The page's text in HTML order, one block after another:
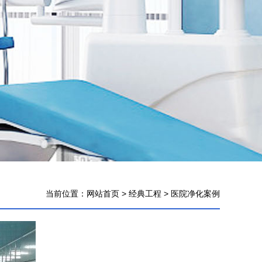
当前位置： 网站首页 > 经典工程 > 医院净化案例